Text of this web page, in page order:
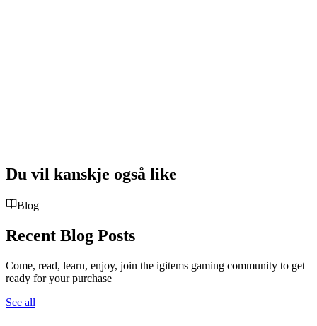
Du vil kanskje også like
Blog
Recent Blog Posts
Come, read, learn, enjoy, join the igitems gaming community to get
ready for your purchase
See all